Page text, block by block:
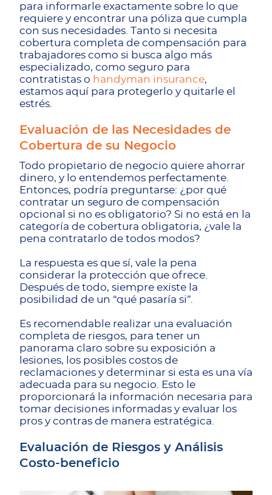
para informarle exactamente sobre lo que
requiere y encontrar una póliza que cumpla
con sus necesidades. Tanto si necesita
cobertura completa de compensación para
trabajadores como si busca algo más
especializado, como seguro para
contratistas o handyman insurance,
estamos aquí para protegerlo y quitarle el
estrés.
Evaluación de las Necesidades de
Cobertura de su Negocio
Todo propietario de negocio quiere ahorrar
dinero, y lo entendemos perfectamente.
Entonces, podría preguntarse: ¿por qué
contratar un seguro de compensación
opcional si no es obligatorio? Si no está en la
categoría de cobertura obligatoria, ¿vale la
pena contratarlo de todos modos?
La respuesta es que sí, vale la pena
considerar la protección que ofrece.
Después de todo, siempre existe la
posibilidad de un “qué pasaría si”.
Es recomendable realizar una evaluación
completa de riesgos, para tener un
panorama claro sobre su exposición a
lesiones, los posibles costos de
reclamaciones y determinar si esta es una vía
adecuada para su negocio. Esto le
proporcionará la información necesaria para
tomar decisiones informadas y evaluar los
pros y contras de manera estratégica.
Evaluación de Riesgos y Análisis
Costo-beneficio